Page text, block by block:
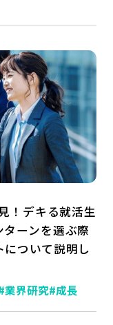
合わせ
バシーポリシー
！デキる就活生
ーンを選ぶ際
ついて説明し
業界研究#成長